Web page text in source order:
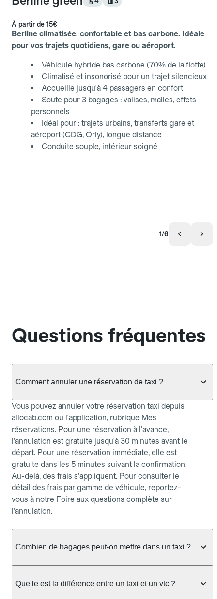
À partir de 15€
Berline climatisée, confortable et bas carbone. Idéale
pour vos trajets quotidiens, gare ou aéroport.
Véhicule hybride bas carbone (70% de la flotte)
Climatisé et insonorisé pour un trajet silencieux
Accueille jusqu'à 4 passagers en confort
Soute pour 3 bagages : valises, malles, effets
personnels
Idéal pour : trajets urbains, transferts gare et
aéroport (CDG, Orly), longue distance
Conduite souple, intérieur soigné
1/6
Questions fréquentes
Comment annuler une réservation de taxi ?
Vous pouvez annuler votre réservation taxi depuis
allocab.com ou l'application, rubrique Mes
réservations. Pour une réservation à l'avance,
l'annulation est gratuite jusqu'à 30 minutes avant le
départ. Pour une réservation immédiate, elle est
gratuite dans les 5 minutes suivant la confirmation.
Au-delà, des frais s'appliquent. Pour consulter le
détail des frais par gamme de véhicule, reportez-
vous à notre Foire aux questions complète sur
l'annulation.
Combien de bagages peut-on mettre dans un taxi ?
taxi berline accueille en général jusqu'à 3 bagages
Quelle est la différence entre un taxi et un vtc ?